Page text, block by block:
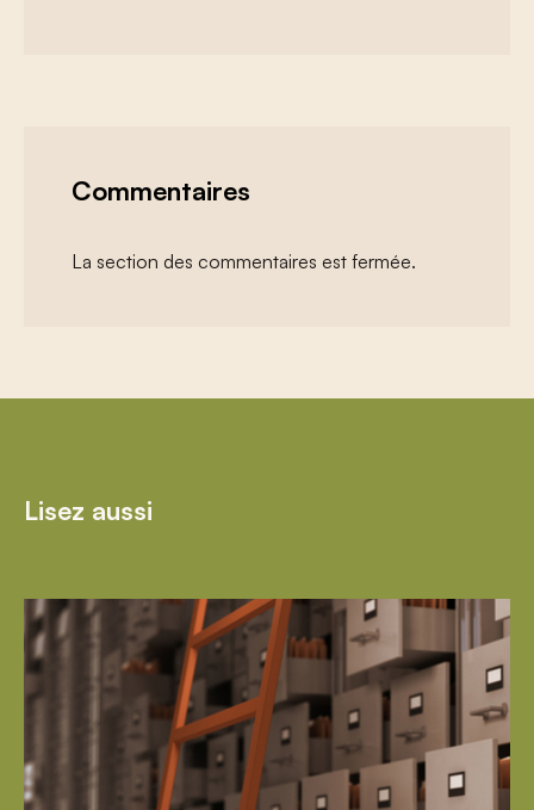
Commentaires
La section des commentaires est fermée.
Lisez aussi